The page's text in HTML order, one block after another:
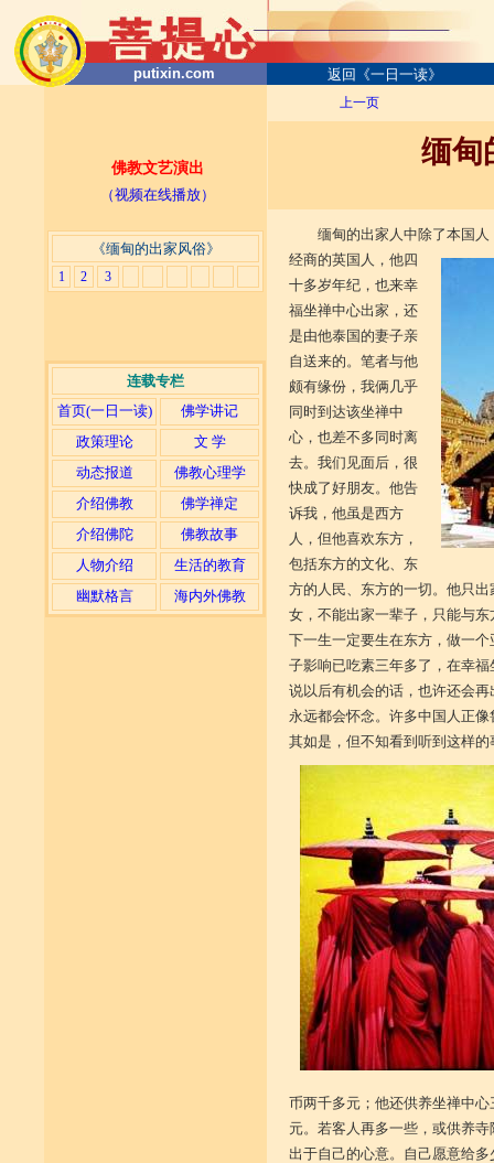
putixin.com 返回《一日一读》
佛教文艺演出
（视频在线播放）
连载专栏
首页(一日一读)
佛学讲记
政策理论
文 学
动态报道
佛教心理学
介绍佛教
佛学禅定
介绍佛陀
佛教故事
人物介绍
生活的教育
幽默格言
海内外佛教
上一页
缅甸
缅甸的出家人中除了本国人
经商的英国人，他四
十多岁年纪，也来幸
福坐禅中心出家，还
是由他泰国的妻子亲
自送来的。笔者与他
颇有缘份，我俩几乎
同时到达该坐禅中
心，也差不多同时离
去。我们见面后，很
快成了好朋友。他告
诉我，他虽是西方
人，但他喜欢东方，
包括东方的文化、东
方的人民、东方的一切。他只
女，不能出家一辈子，只能与
下一生一定要生在东方，做一
子影响已吃素三年多了，在幸
说以后有机会的话，也许还会
永远都会怀念。许多中国人正
其如是，但不知看到听到这样
币两千多元；他还供养坐禅中
元。若客人再多一些，或供养
出于自己的心意。自己愿意给
《缅甸的出家风俗》
1 2 3